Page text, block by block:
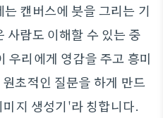
캔버스에 붓을 그리는 기
사람도 이해할 수 있는 중
우리에게 영감을 주고 흥미
초적인 질문을 하게 만드
지 생성기'라 칭합니다.